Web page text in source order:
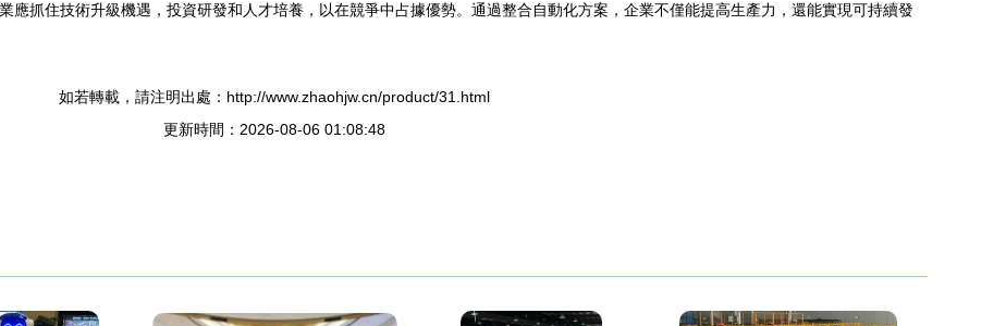
應抓住技術升級機遇，投資研發和人才培養，以在競爭中占據優勢。通過整合自動化方案，企業不僅能提高生產力，還能實現可持續發
如若轉載，請注明出處：http://www.zhaohjw.cn/product/31.html
更新時間：2026-08-06 01:08:48